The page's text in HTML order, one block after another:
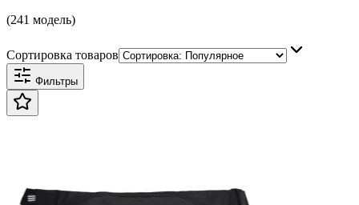
(241 модель)
Сортировка товаров
Фильтры